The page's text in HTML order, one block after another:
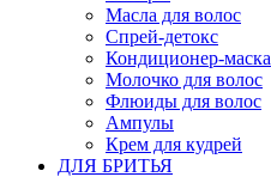
Масла для волос
Спрей-детокс
Кондиционер-маска
Молочко для волос
Флюиды для волос
Ампулы
Крем для кудрей
ДЛЯ БРИТЬЯ